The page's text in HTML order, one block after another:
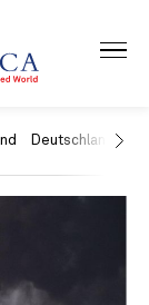
Deutschland